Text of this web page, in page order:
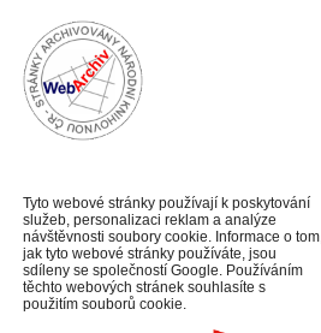
Tyto webové stránky používají k poskytování
služeb, personalizaci reklam a analýze
návštěvnosti soubory cookie. Informace o tom,
jak tyto webové stránky používáte, jsou
sdíleny se společností Google. Používáním
těchto webových stránek souhlasíte s
použitím souborů cookie.